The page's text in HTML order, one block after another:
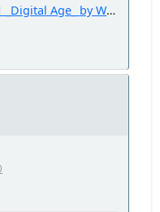
by Welter Oberfell.jpg